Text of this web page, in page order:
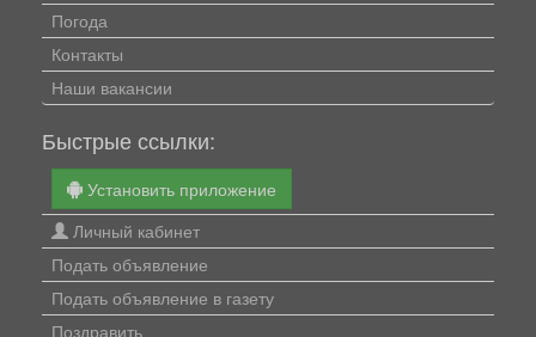
Погода
Контакты
Наши вакансии
Быстрые ссылки:
Установить приложение
Личный кабинет
Подать объявление
Подать объявление в газету
Поздравить